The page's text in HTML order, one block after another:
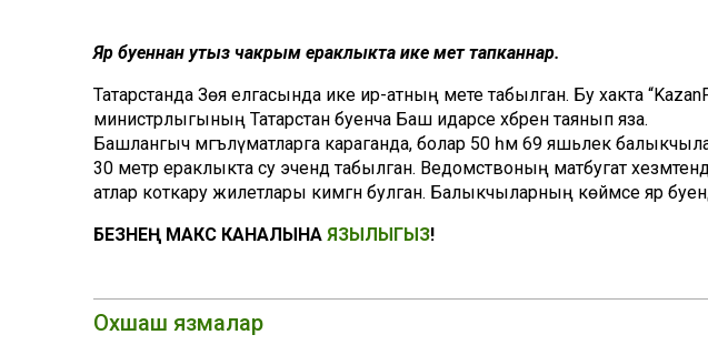
Яр буеннан утыз чакрым ераклыкта ике мәет тапканнар.
Татарстанда Зөя елгасында ике ир-атның мәете табылган. Бу хакта
министрлыгының Татарстан буенча Баш идарәсе хәбәренә таянып яза.
Башлангыч мәгълүматларга караганда, болар 50 һәм 69 яшьлек
30 метр ераклыкта су эчендә табылган. Ведомствоның матбугат хезмәтендә
атлар коткару жилетлары кимәгән булган. Балыкчыларның көймәсе яр
БЕЗНЕҢ МАКС КАНАЛЫНА ЯЗЫЛЫГЫЗ!
Охшаш язмалар